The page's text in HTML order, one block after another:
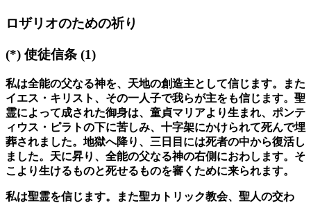
ロザリオのための祈り
(*) 使徒信条 (1)
私は全能の父なる神を、天地の創造主として信じます。また
イエス・キリスト、その一人子で我らが主をも信じます。聖
霊によって成された御身は、童貞マリアより生まれ、ポンテ
ィウス・ピラトの下に苦しみ、十字架にかけられて死んで埋
葬されました。地獄へ降り、三日目には死者の中から復活し
ました。天に昇り、全能の父なる神の右側におわします。そ
こより生けるものと死せるものを審くために来られます。
私は聖霊を信じます。また聖カトリック教会、聖人の交わ